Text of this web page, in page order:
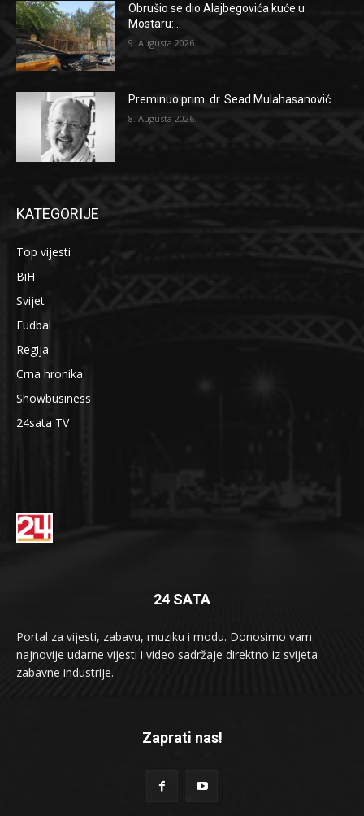
Obrušio se dio Alajbegovića kuće u
Mostaru:...
9. Augusta 2026.
Preminuo prim. dr. Sead Mulahasanović
8. Augusta 2026.
KATEGORIJE
Top vijesti
BiH
Svijet
Fudbal
Regija
Crna hronika
Showbusiness
24sata TV
24 SATA
Portal za vijesti, zabavu, muziku i modu. Donosimo vam
najnovije udarne vijesti i video sadržaje direktno iz svijeta
zabavne industrije.
Zaprati nas!